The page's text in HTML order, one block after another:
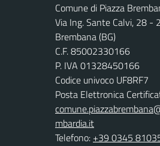
Comune di Piazza
Via Ing. Sante Calvi, 28 -
Brembana (BG)
C.F. 85002330166
P. IVA 01328450166
Codice univoco UF8RF7
Posta Elettronica
mbardia.it
Telefono: +39 0345